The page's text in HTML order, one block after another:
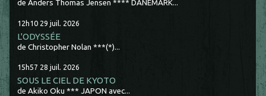
de Anders Thomas Jensen **** DANEMARK...
12h10 29 juil. 2026
L'ODYSSÉE
de Christopher Nolan ***(*)...
15h57 28 juil. 2026
SOUS LE CIEL DE KYOTO
de Akiko Oku *** JAPON avec...